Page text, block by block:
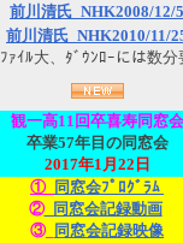
前川清氏_NHK2008/12/5
前川清氏_NHK2010/11/
ﾌｧｲﾙ大、ﾀﾞｳﾝﾛｰには数分
観一高11回卒喜寿同窓会
卒業57年目の同窓会
2017年1月22日
①_ 同窓会ﾌﾟﾛｸﾞﾗﾑ
②_同窓会記録動画
③_ 同窓会記録映像